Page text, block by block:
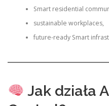
Smart residential
sustainable workplaces,
future-ready Smart
Jak działa